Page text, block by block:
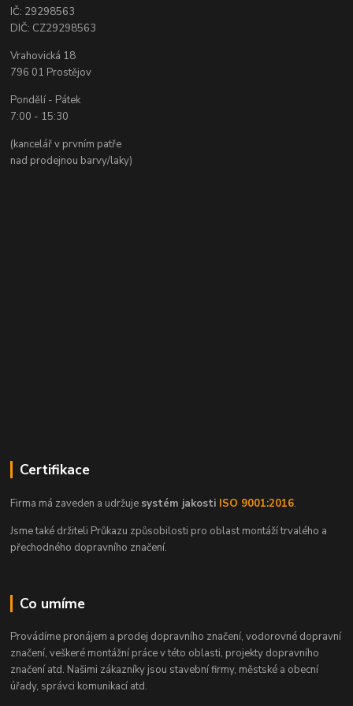
IČ: 29298563
DIČ: CZ29298563
Vrahovická 18
796 01 Prostějov
Pondělí - Pátek
7:00 - 15:30
(kancelář v prvním patře
nad prodejnou barvy/laky)
Certifikace
Firma má zaveden a udržuje systém jakosti ISO 9001:2016.
Jsme také držiteli Průkazu způsobilosti pro oblast montáží trvalého a
přechodného dopravního značení.
Co umíme
Provádíme pronájem a prodej dopravního značení, vodorovné dopravní
značení, veškeré montážní práce v této oblasti, projekty dopravního
značení atd. Našimi zákazníky jsou stavební firmy, městské a obecní
úřady, správci komunikací atd.